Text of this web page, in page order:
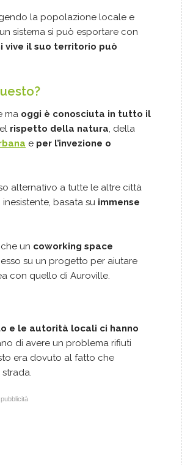
la popolazione locale e
sistema si può esportare con
vive il suo territorio può
ma oggi è conosciuta in tutto il
rispetto della natura, della
e per l’invezione o
alternativo a tutte le altre città
basata su immense
un coworking space
su un progetto per aiutare
con quello di Auroville.
e le autorità locali ci hanno
di avere un problema rifiuti
era dovuto al fatto che